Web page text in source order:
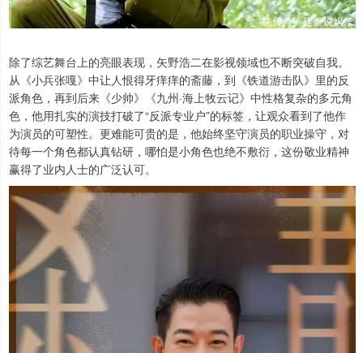
除了综艺舞台上的亮眼表现，矢野浩二在影视领域也不断突破自我。
从《小兵张嘎》中让人恨得牙痒痒的斋藤，到《铁道游击队》里的反
派角色，再到后来《少帅》《九州·海上牧云记》中性格复杂的多元角
色，他用扎实的演技打破了“反派专业户”的标签，让观众看到了他作
为演员的可塑性。更难能可贵的是，他始终坚守演员的职业操守，对
待每一个角色都认真钻研，哪怕是小角色也绝不敷衍，这份敬业精神
赢得了业内人士的广泛认可。